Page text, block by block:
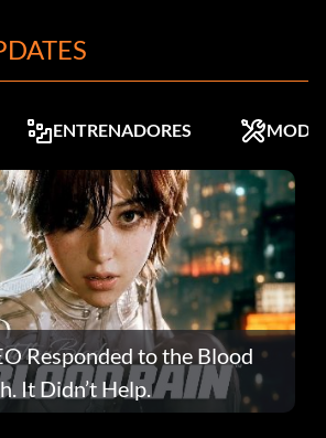
ENTRENADORES MODS
Responded to the Blood
It Didn’t Help.